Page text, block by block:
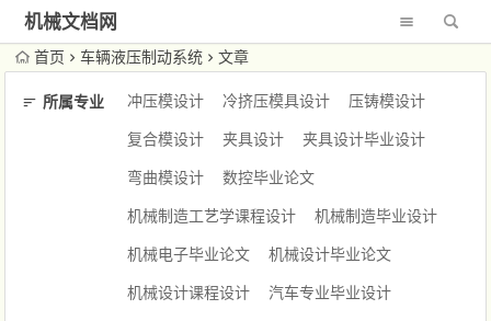
机械文档网
首页 车辆液压制动系统 文章
所属专业 冲压模设计 冷挤压模具设计 压铸模设计
复合模设计 夹具设计 夹具设计毕业设计
弯曲模设计 数控毕业论文
机械制造工艺学课程设计 机械制造毕业设计
机械电子毕业论文 机械设计毕业论文
机械设计课程设计 汽车专业毕业设计